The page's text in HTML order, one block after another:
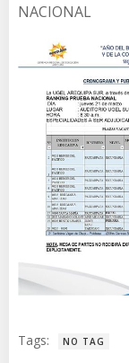
NACIONAL
Tags: NO TAG